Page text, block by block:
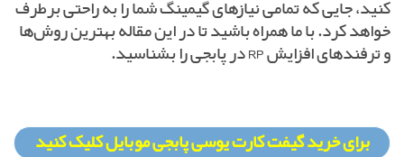
کنید، جایی که تمامی نیازهای گیمینگ شما را به راحتی برطرف
خواهد کرد. با ما همراه باشید تا در این مقاله بهترین روش‌ها
و ترفندهای افزایش RP در پابجی را بشناسید.
برای خرید گیفت کارت یوسی پابجی موبایل کلیک کنید